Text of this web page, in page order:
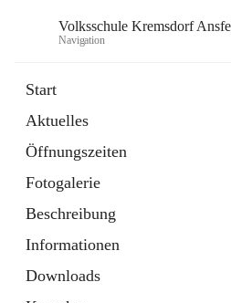
Volksschule Kremsdorf
Navigation
Start
Aktuelles
Öffnungszeiten
Fotogalerie
Beschreibung
Informationen
Downloads
Termine
Artikel
öffnet
in
neuem
Tab
Artikel
in
Tab